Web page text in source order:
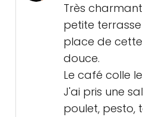
Très
petite
place de
douce.
Le café colle
J'ai pris une
poulet, pesto,